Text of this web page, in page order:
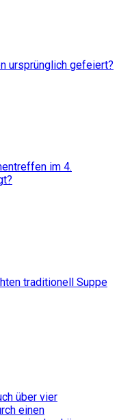
ursprünglich gefeiert?
im 4.
traditionell Suppe
über vier
einen